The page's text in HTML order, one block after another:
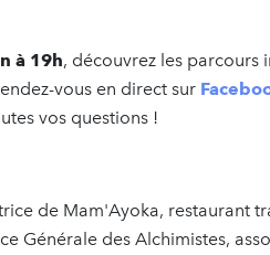
à 19h, découvrez les parcours
vous en direct sur
vos questions !
de Mam'Ayoka, restaurant
Générale des Alchimistes,